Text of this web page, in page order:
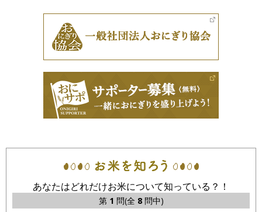
あなたはどれだけお米について知っている？！
第 1 問(全 8問中)